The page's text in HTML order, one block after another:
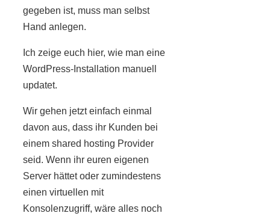
gegeben ist, muss man selbst
Hand anlegen.
Ich zeige euch hier, wie man eine
WordPress-Installation manuell
updatet.
Wir gehen jetzt einfach einmal
davon aus, dass ihr Kunden bei
einem shared hosting Provider
seid. Wenn ihr euren eigenen
Server hättet oder zumindestens
einen virtuellen mit
Konsolenzugriff, wäre alles noch